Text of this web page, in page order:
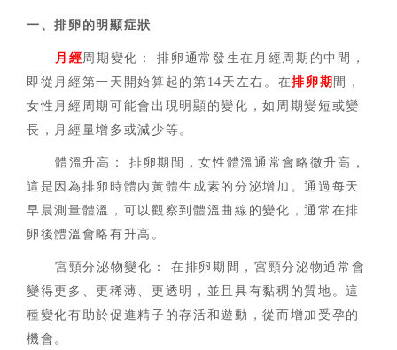
一、排卵的明顯症狀
月經周期變化： 排卵通常發生在月經周期的中間，
即從月經第一天開始算起的第14天左右。在排卵期 間，
女性月經周期可能會出現明顯的變化，如周期變短或變
長，月經量增多或減少等。
體溫升高： 排卵期間，女性體溫通常會略微升高，
這是因為排卵時體內黃體生成素的分泌增加。通過每天
早晨測量體溫，可以觀察到體溫曲線的變化，通常在排
卵後體溫會略有升高。
宮頸分泌物變化： 在排卵期間，宮頸分泌物通常會
變得更多、更稀薄、更透明，並且具有黏稠的質地。這
種變化有助於促進精子的存活和遊動，從而增加受孕的
機會。